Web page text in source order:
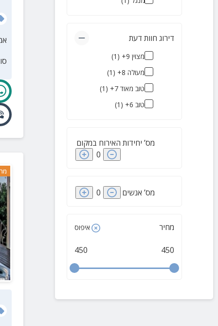
שלומי
2)
עכו(
1
)
1
)
פסוטה(
)
כברי(
1
)
דירוג חוות דעת
מצוין 9+ (
1
)
מעולה 8+
(
1
)
טוב מאוד 7+
(
1
)
טוב 6+
(
1
)
מס’ יחידות האירוח במקום
0
מס’ אנשים 0
מחיר איפוס
450 450